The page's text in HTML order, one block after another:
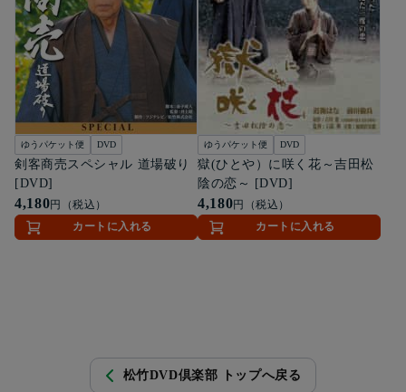
ゆうパケット便 DVD
剣客商売スペシャル 道場破り
[DVD]
4,180円（税込）
カートに入れる
ゆうパケット便 DVD
獄(ひとや）に咲く花～吉田松
陰の恋～ [DVD]
4,180円（税込）
カートに入れる
松竹DVD倶楽部 トップへ戻る